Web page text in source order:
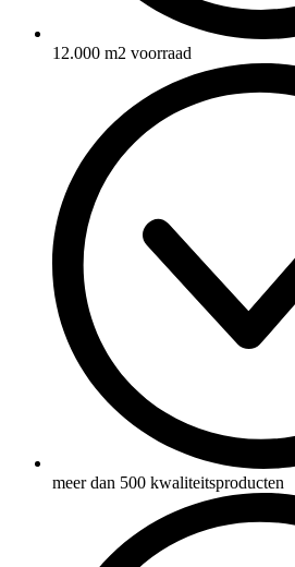
12.000 m2 voorraad
meer dan 500 kwaliteitsproducten